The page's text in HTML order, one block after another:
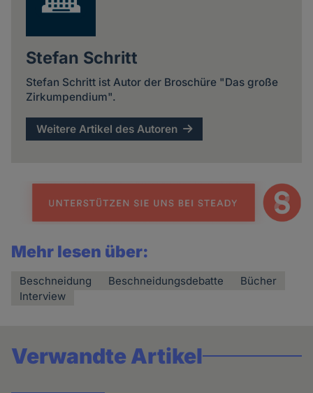
Stefan Schritt
Stefan Schritt ist Autor der Broschüre "Das große
Zirkumpendium".
Weitere Artikel des Autoren
Mehr lesen über:
Beschneidung Beschneidungsdebatte
Bücher
Interview
Verwandte Artikel